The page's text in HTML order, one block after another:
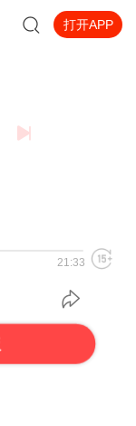
打开APP
21:33